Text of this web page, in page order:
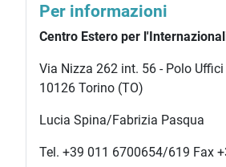
Per informazioni
Centro Estero per
Via Nizza 262 int. 56 - Polo
10126 Torino (TO)
Lucia Spina/Fabrizia Pasqua
Tel. +39 011 6700654/619 Fax